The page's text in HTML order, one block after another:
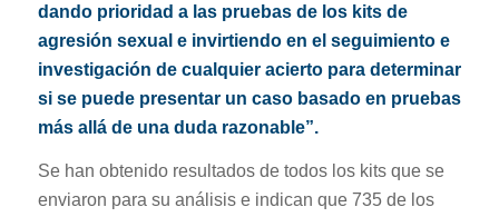
dando prioridad a las pruebas de los kits de
agresión sexual e invirtiendo en el seguimiento e
investigación de cualquier acierto para determinar
si se puede presentar un caso basado en pruebas
más allá de una duda razonable”.
Se han obtenido resultados de todos los kits que se
enviaron para su análisis e indican que 735 de los